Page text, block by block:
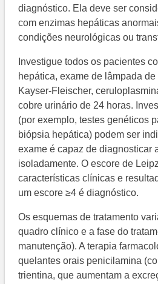
diagnóstico. Ela deve ser
com enzimas hepáticas
condições neurológicas ou
Investigue todos os pacientes
hepática, exame de lâmpada
Kayser-Fleischer,
cobre urinário de 24 horas.
(por exemplo, testes genéticos
biópsia hepática) podem ser
exame é capaz de diagnosticar
isoladamente. O escore de
características clínicas e
um escore ≥4 é diagnóstico.
Os esquemas de tratamento
quadro clínico e a fase do
manutenção). A terapia
quelantes orais penicilamina
trientina, que aumentam a